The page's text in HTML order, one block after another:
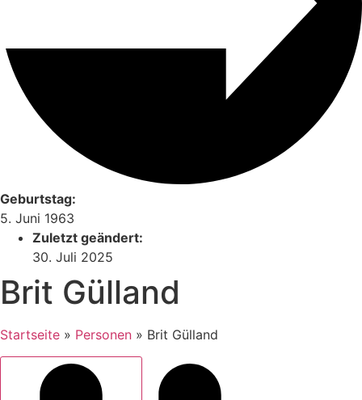
Geburtstag:
5. Juni 1963
Zuletzt geändert:
30. Juli 2025
Brit Gülland
Startseite » Personen » Brit Gülland